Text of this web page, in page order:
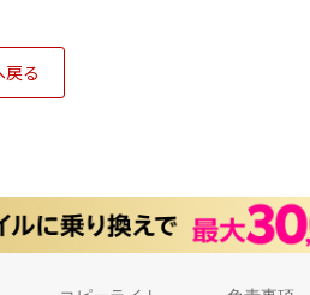
る